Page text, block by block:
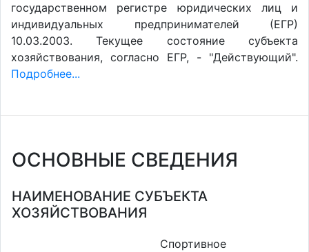
государственном регистре юридических лиц и
индивидуальных предпринимателей (ЕГР)
10.03.2003. Текущее состояние субъекта
хозяйствования, согласно ЕГР, - "Действующий".
Подробнее...
ОСНОВНЫЕ СВЕДЕНИЯ
НАИМЕНОВАНИЕ СУБЪЕКТА
ХОЗЯЙСТВОВАНИЯ
Спортивное